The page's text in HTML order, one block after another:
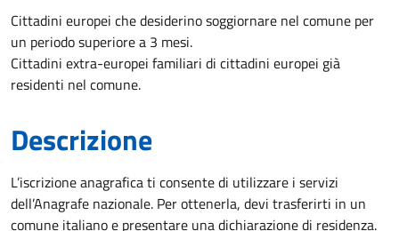
Cittadini europei che desiderino soggiornare nel comune per
un periodo superiore a 3 mesi.
Cittadini extra-europei familiari di cittadini europei già
residenti nel comune.
Descrizione
L’iscrizione anagrafica ti consente di utilizzare i servizi
dell’Anagrafe nazionale. Per ottenerla, devi trasferirti in un
comune italiano e presentare una dichiarazione di residenza.